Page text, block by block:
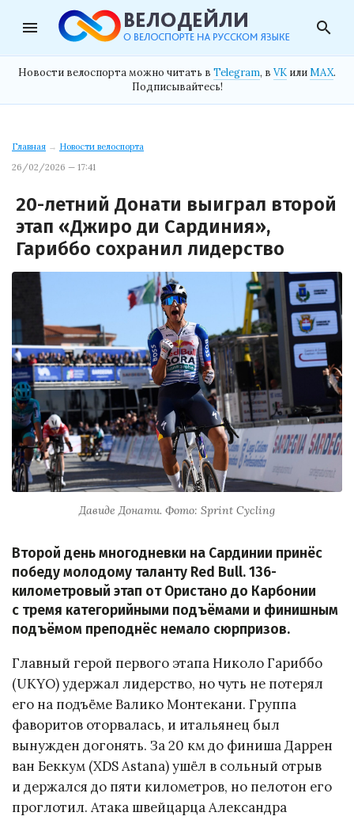
menu search
Новости велоспорта можно читать в Telegram, в VK илиMAX.
Подписывайтесь!
Главная → Новости велоспорта
26/02/2026 — 17:41
20-летний Донати выиграл второй
этап «Джиро ди Сардиния»,
Гариббо сохранил лидерство
Давиде Донати. Фото: Sprint Cycling
Второй день многодневки на Сардинии принёс
победу молодому таланту Red Bull. 136-
километровый этап от Ористано до Карбонии
с тремя категорийными подъёмами и финишным
подъёмом преподнёс немало сюрпризов.
Главный герой первого этапа Николо Гариббо
(UKYO) удержал лидерство, но чуть не потерял
его на подъёме Валико Монтекани. Группа
фаворитов оторвалась, и итальянец был
вынужден догонять. За 20 км до финиша Даррен
ван Беккум (XDS Astana) ушёл в сольный отрыв
и держался до пяти километров, но пелотон его
проглотил. Атака швейцарца Александра